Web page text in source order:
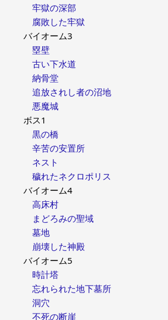
牢獄の深部
腐敗した牢獄
バイオーム3
塁壁
古い下水道
納骨堂
追放されし者の沼地
悪魔城
ボス1
黒の橋
辛苦の安置所
ネスト
穢れたネクロポリス
バイオーム4
高床村
まどろみの聖域
墓地
崩壊した神殿
バイオーム5
時計塔
忘れられた地下墓所
洞穴
不死の断崖